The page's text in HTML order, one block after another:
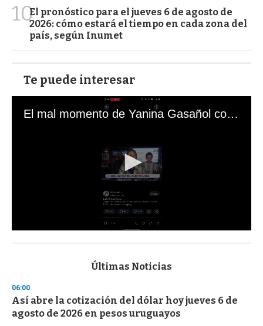
10El pronóstico para el jueves 6 de agosto de
2026: cómo estará el tiempo en cada zona del
país, según Inumet
Te puede interesar
El mal momento de Yanina Gasañol con un hincha argentino en "Subrayado"
s
d
s
o
f
Últimas Noticias
06:00
Así abre la cotización del dólar hoy jueves 6 de
agosto de 2026 en pesos uruguayos